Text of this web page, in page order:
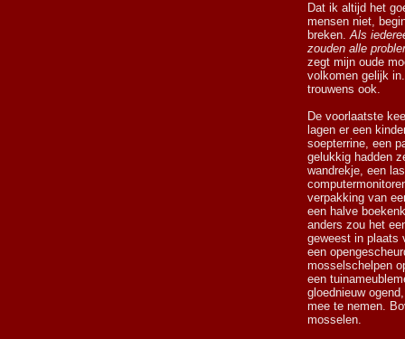
Dat ik altijd het
mensen niet,
breken.Als
zouden alle
zegt mijn oude
volkomen gelijk
trouwens ook.
De voorlaatste
lagen er een
soepterrine, een
gelukkig hadden
wandrekje, een
verpakking van
een halve
anders zou het
geweest in plaats
een
mosselschelpen
een
gloednieuw
mee te nemen.
mosselen.